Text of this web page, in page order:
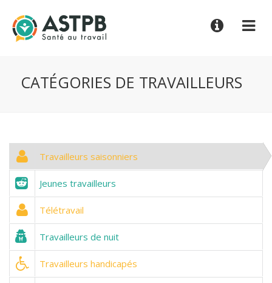
CATÉGORIES DE TRAVAILLEURS
Travailleurs saisonniers
Jeunes travailleurs
Télétravail
Travailleurs de nuit
Travailleurs handicapés